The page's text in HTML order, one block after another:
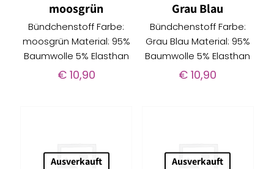
moosgrün
Bündchenstoff Farbe:
moosgrün Material: 95%
Baumwolle 5% Elasthan
€10,90
Grau Blau
Bündchenstoff Farbe:
Grau Blau Material: 95%
Baumwolle 5% Elasthan
€ 10,90
Ausverkauft Ausverkauft